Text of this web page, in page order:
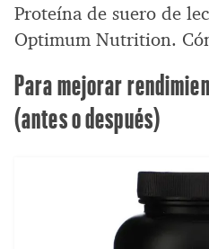
Proteína de suero de
Optimum Nutrition.
Para mejorar
(antes o después)